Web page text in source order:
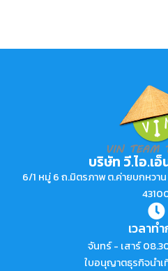
บริษัท วี.ไอ.เ
6/1 หมู่ 6 ถ.มิตรภาพ ต.ค่ายบกหวา
เวลาท
จันทร์ - เสาร์
ใบอนุญาตธุรกิจนำ